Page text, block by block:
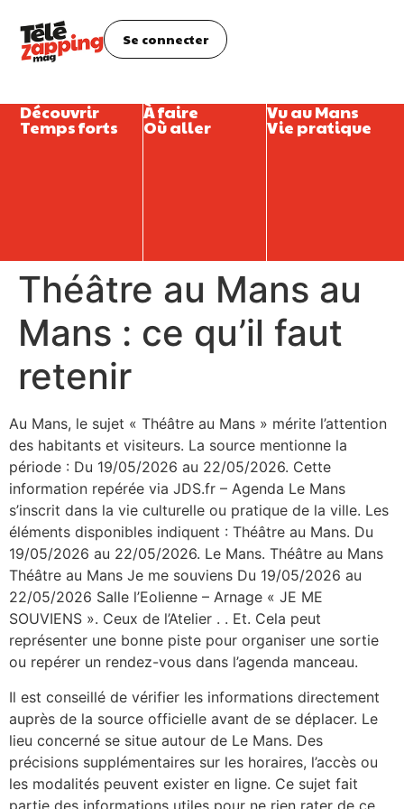
Se connecter
Découvrir
Temps forts
À faire
Où aller
Vu au Mans
Vie pratique
Théâtre au Mans au
Mans : ce qu’il faut
retenir
Au Mans, le sujet « Théâtre au Mans » mérite l’attention
des habitants et visiteurs. La source mentionne la
période : Du 19/05/2026 au 22/05/2026. Cette
information repérée via JDS.fr – Agenda Le Mans
s’inscrit dans la vie culturelle ou pratique de la ville. Les
éléments disponibles indiquent : Théâtre au Mans. Du
19/05/2026 au 22/05/2026. Le Mans. Théâtre au Mans
Théâtre au Mans Je me souviens Du 19/05/2026 au
22/05/2026 Salle l’Eolienne – Arnage « JE ME
SOUVIENS ». Ceux de l’Atelier . . Et. Cela peut
représenter une bonne piste pour organiser une sortie
ou repérer un rendez-vous dans l’agenda manceau.
Il est conseillé de vérifier les informations directement
auprès de la source officielle avant de se déplacer. Le
lieu concerné se situe autour de Le Mans. Des
précisions supplémentaires sur les horaires, l’accès ou
les modalités peuvent exister en ligne. Ce sujet fait
partie des informations utiles pour ne rien rater de ce